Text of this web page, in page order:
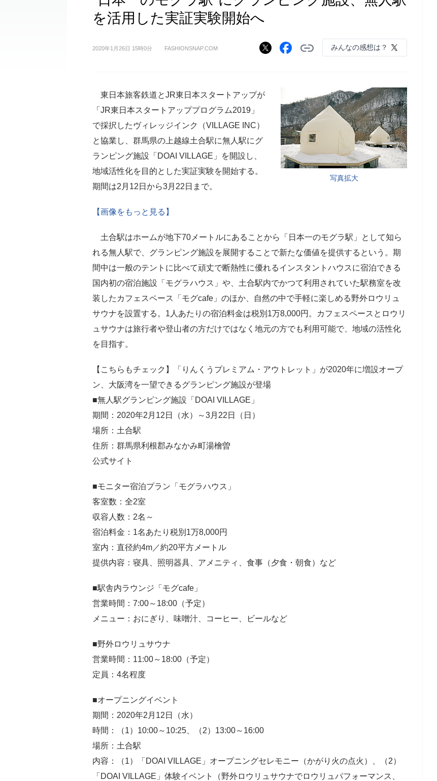
を活用した実証実験開始へ
2020年1月26日 15時0分 FASHIONSNAP.COM みんなの感想は？
写真拡大
東日本旅客鉄道とJR東日本スタートアップが
「JR東日本スタートアッププログラム2019」
で採択したヴィレッジインク（VILLAGE INC）
と協業し、群馬県の上越線土合駅に無人駅にグ
ランピング施設「DOAI VILLAGE」を開設し、
地域活性化を目的とした実証実験を開始する。
期間は2月12日から3月22日まで。
【画像をもっと見る】
土合駅はホームが地下70メートルにあることから「日本一のモグラ駅」として知ら
れる無人駅で、グランピング施設を展開することで新たな価値を提供するという。期
間中は一般のテントに比べて頑丈で断熱性に優れるインスタントハウスに宿泊できる
国内初の宿泊施設「モグラハウス」や、土合駅内でかつて利用されていた駅務室を改
装したカフェスペース「モグcafe」のほか、自然の中で手軽に楽しめる野外ロウリュ
サウナを設置する。1人あたりの宿泊料金は税別1万8,000円。カフェスペースとロウリ
ュサウナは旅行者や登山者の方だけではなく地元の方でも利用可能で、地域の活性化
を目指す。
【こちらもチェック】「りんくうプレミアム・アウトレット」が2020年に増設オープ
ン、大阪湾を一望できるグランピング施設が登場
■無人駅グランピング施設「DOAI VILLAGE」
期間：2020年2月12日（水）～3月22日（日）
場所：土合駅
住所：群馬県利根郡みなかみ町湯檜曽
公式サイト
■モニター宿泊プラン「モグラハウス」
客室数：全2室
収容人数：2名～
宿泊料金：1名あたり税別1万8,000円
室内：直径約4m／約20平方メートル
提供内容：寝具、照明器具、アメニティ、食事（夕食・朝食）など
■駅舎内ラウンジ「モグcafe」
営業時間：7:00～18:00（予定）
メニュー：おにぎり、味噌汁、コーヒー、ビールなど
■野外ロウリュサウナ
営業時間：11:00～18:00（予定）
定員：4名程度
■オープニングイベント
期間：2020年2月12日（水）
時間：（1）10:00～10:25、（2）13:00～16:00
場所：土合駅
内容：（1）「DOAI VILLAGE」オープニングセレモニー（かがり火の点火）、（2）
「DOAI VILLAGE」体験イベント（野外ロウリュサウナでロウリュパフォーマンス、